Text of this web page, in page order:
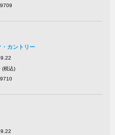
・カントリー
(税込)